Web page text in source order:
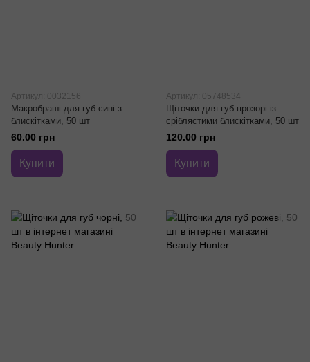
Артикул: 0032156
Макробраші для губ сині з
блискітками, 50 шт
60.00 грн
Купити
Артикул: 05748534
Щіточки для губ прозорі із
сріблястими блискітками, 50 шт
120.00 грн
Купити